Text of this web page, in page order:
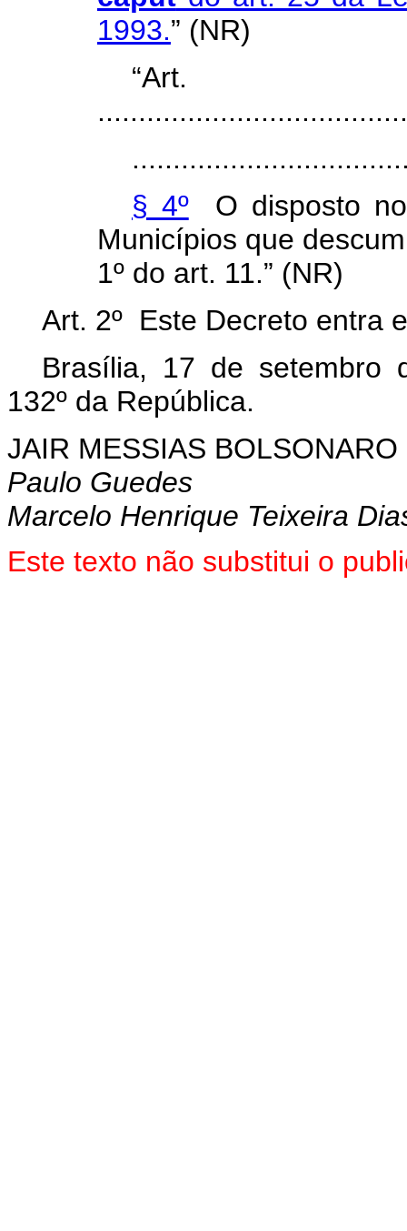
1993.” (NR)
§ 4ºO disposto
Municípios que
1º do art. 11.” (NR)
Art. 2º Este Decreto entra
Brasília, 17 de setembro
132º da República.
JAIR MESSIAS BOLSONARO
Paulo Guedes
Marcelo Henrique Teixeira
Este texto não substitui o